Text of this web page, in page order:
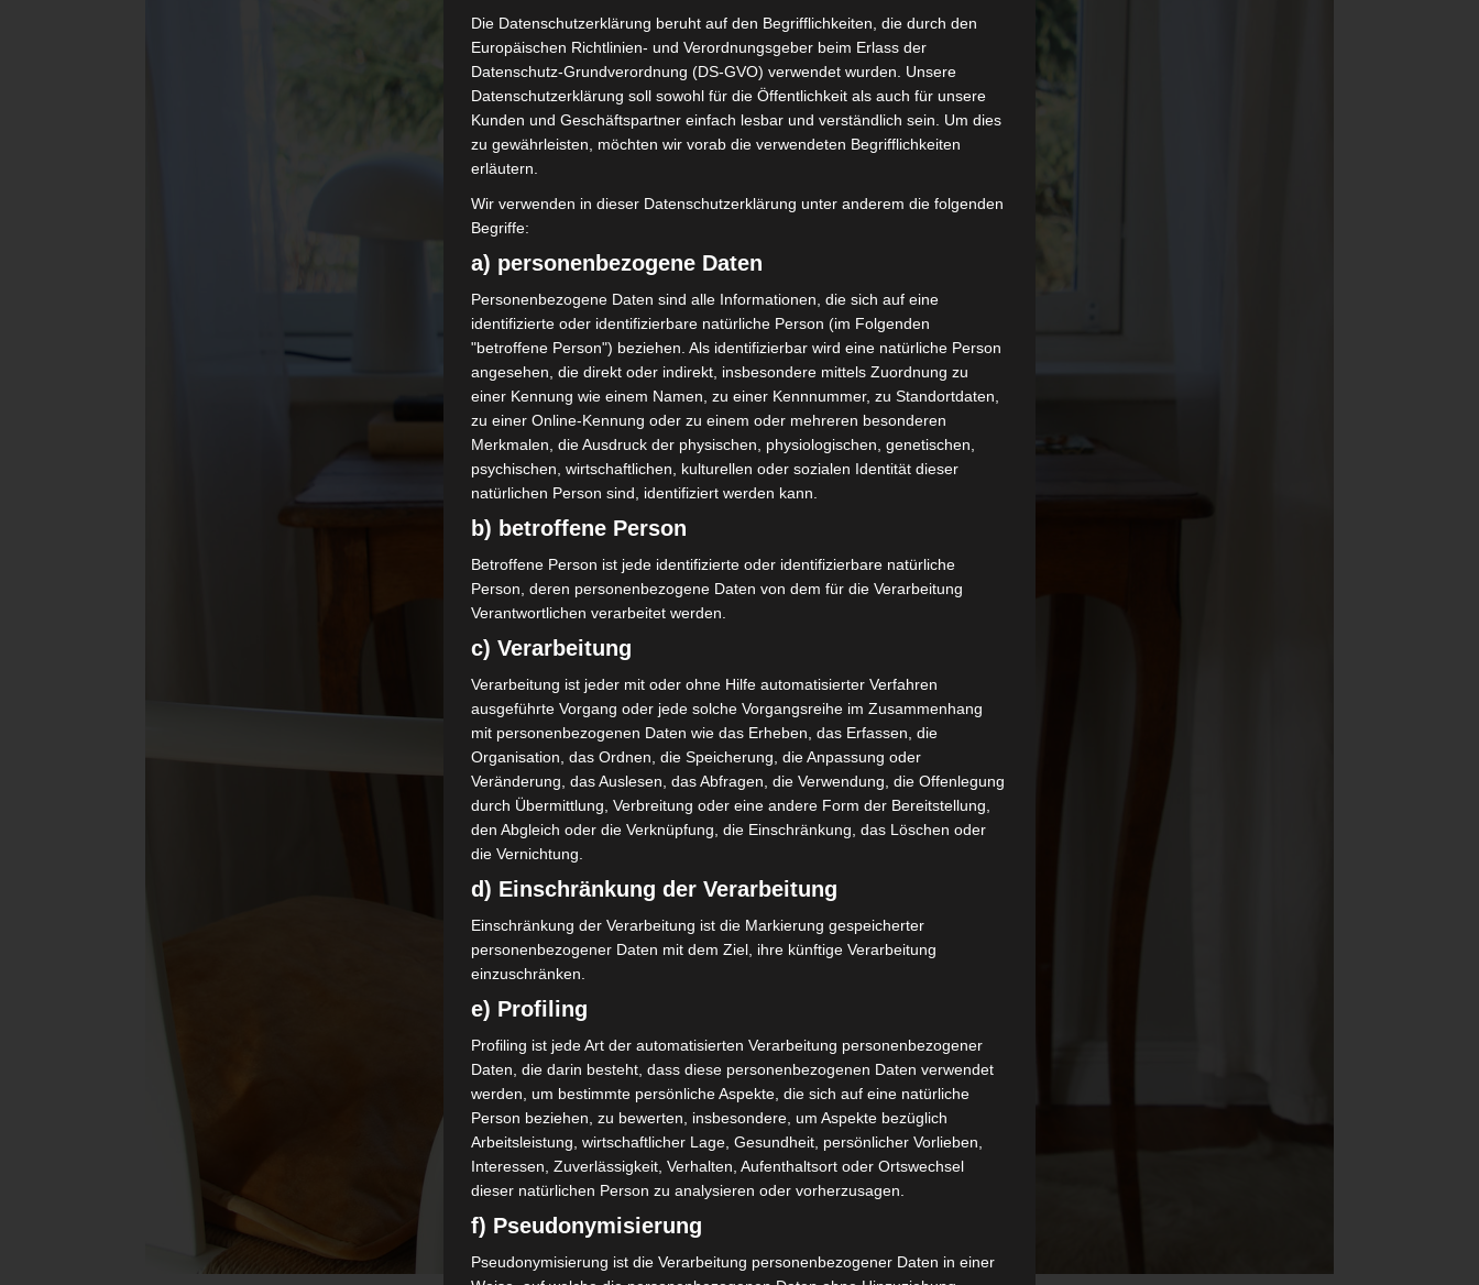
Die Datenschutzerklärung beruht auf den Begrifflichkeiten, die durch den
Europäischen Richtlinien- und Verordnungsgeber beim Erlass der
Datenschutz-Grundverordnung (DS-GVO) verwendet wurden. Unsere
Datenschutzerklärung soll sowohl für die Öffentlichkeit als auch für unsere
Kunden und Geschäftspartner einfach lesbar und verständlich sein. Um dies
zu gewährleisten, möchten wir vorab die verwendeten Begrifflichkeiten
erläutern.
Wir verwenden in dieser Datenschutzerklärung unter anderem die folgenden
Begriffe:
a) personenbezogene Daten
Personenbezogene Daten sind alle Informationen, die sich auf eine
identifizierte oder identifizierbare natürliche Person (im Folgenden
"betroffene Person") beziehen. Als identifizierbar wird eine natürliche Person
angesehen, die direkt oder indirekt, insbesondere mittels Zuordnung zu
einer Kennung wie einem Namen, zu einer Kennnummer, zu Standortdaten,
zu einer Online-Kennung oder zu einem oder mehreren besonderen
Merkmalen, die Ausdruck der physischen, physiologischen, genetischen,
psychischen, wirtschaftlichen, kulturellen oder sozialen Identität dieser
natürlichen Person sind, identifiziert werden kann.
b) betroffene Person
Betroffene Person ist jede identifizierte oder identifizierbare natürliche
Person, deren personenbezogene Daten von dem für die Verarbeitung
Verantwortlichen verarbeitet werden.
c) Verarbeitung
Verarbeitung ist jeder mit oder ohne Hilfe automatisierter Verfahren
ausgeführte Vorgang oder jede solche Vorgangsreihe im Zusammenhang
mit personenbezogenen Daten wie das Erheben, das Erfassen, die
Organisation, das Ordnen, die Speicherung, die Anpassung oder
Veränderung, das Auslesen, das Abfragen, die Verwendung, die Offenlegung
durch Übermittlung, Verbreitung oder eine andere Form der Bereitstellung,
den Abgleich oder die Verknüpfung, die Einschränkung, das Löschen oder
die Vernichtung.
d) Einschränkung der Verarbeitung
Einschränkung der Verarbeitung ist die Markierung gespeicherter
personenbezogener Daten mit dem Ziel, ihre künftige Verarbeitung
einzuschränken.
e) Profiling
Profiling ist jede Art der automatisierten Verarbeitung personenbezogener
Daten, die darin besteht, dass diese personenbezogenen Daten verwendet
werden, um bestimmte persönliche Aspekte, die sich auf eine natürliche
Person beziehen, zu bewerten, insbesondere, um Aspekte bezüglich
Arbeitsleistung, wirtschaftlicher Lage, Gesundheit, persönlicher Vorlieben,
Interessen, Zuverlässigkeit, Verhalten, Aufenthaltsort oder Ortswechsel
dieser natürlichen Person zu analysieren oder vorherzusagen.
f) Pseudonymisierung
Pseudonymisierung ist die Verarbeitung personenbezogener Daten in einer